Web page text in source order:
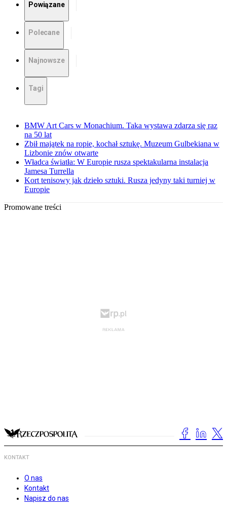
Powiązane
Polecane
Najnowsze
Tagi
BMW Art Cars w Monachium. Taka wystawa zdarza się raz
na 50 lat
Zbił majątek na ropie, kochał sztukę. Muzeum Gulbekiana w
Lizbonie znów otwarte
Władca światła: W Europie rusza spektakularna instalacja
Jamesa Turrella
Kort tenisowy jak dzieło sztuki. Rusza jedyny taki turniej w
Europie
Promowane treści
KONTAKT
O nas
Kontakt
Napisz do nas